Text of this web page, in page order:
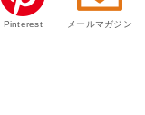
Pinterest メールマガジン